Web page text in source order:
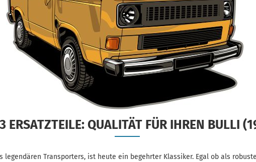
ERSATZTEILE: QUALITÄT FÜR IHREN BULLI
legendären Transporters, ist heute ein begehrter Klassiker. Egal ob als